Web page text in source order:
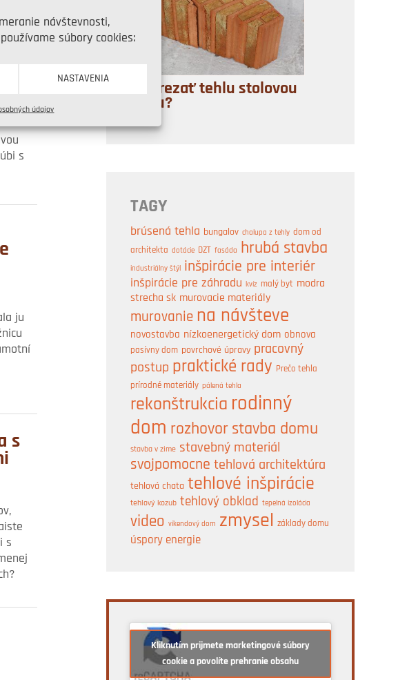
návštevnosti,
súbory cookies:
NASTAVENIA
údajov
s
ju
s
s
Ako rezať tehlu stolovou
pílou?
TAGY
brúsená tehla bungalov chalupa z tehly dom od
architekta dotácie DZT fasáda hrubá stavba
industriálny štýl inšpirácie pre interiér
inšpirácie pre záhradu kvíz malý byt modra
strecha sk murovacie materiály
murovanie na návšteve
novostavba nízkoenergetický dom obnova
pasívny dom povrchové úpravy pracovný
postup praktické rady Prečo tehla
prírodné materiály pálená tehla
rekonštrukcia rodinný
dom rozhovor stavba domu
stavba v zime stavebný materiál
svojpomocne tehlová architektúra
tehlová chata tehlové inšpirácie
tehlový kozub tehlový obklad tepelná izolácia
video víkendový dom zmysel základy domu
úspory energie
Kliknutím prijmete marketingové súbory
cookie a povolíte prehranie obsahu